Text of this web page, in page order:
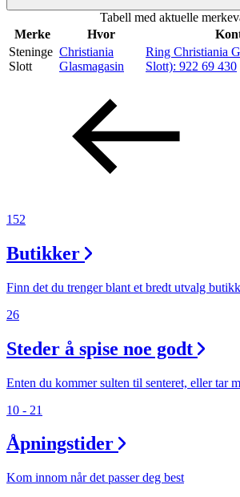
Inspirasjon
Åpningstider
Ledige stillinger
Magasin
Tabell med aktuelle
Merke
Hvor
Steninge
Slott
Christiania
Glasmagasin
Ring Christiania
Slott): 922 69 430
152
Butikker
Finn det du trenger blant et bredt utvalg
26
Steder å spise noe godt
Enten du kommer sulten til senteret, eller tar
10 - 21
Åpningstider
Kom innom når det passer deg best